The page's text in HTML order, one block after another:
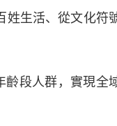
姓生活、從文化符
段人群，實現全